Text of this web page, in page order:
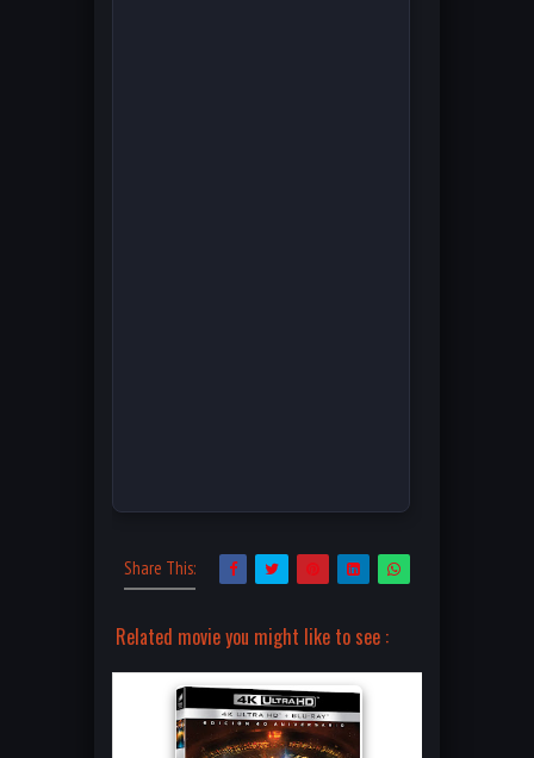
Share This:
Related movie you might like to see :